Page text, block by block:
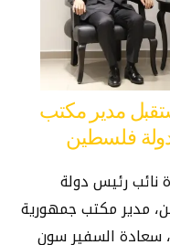
مدير مكتب
فلسطين
سيادة نائب رئيس دولة
مدير مكتب جمهورية
سعادة السفير سون